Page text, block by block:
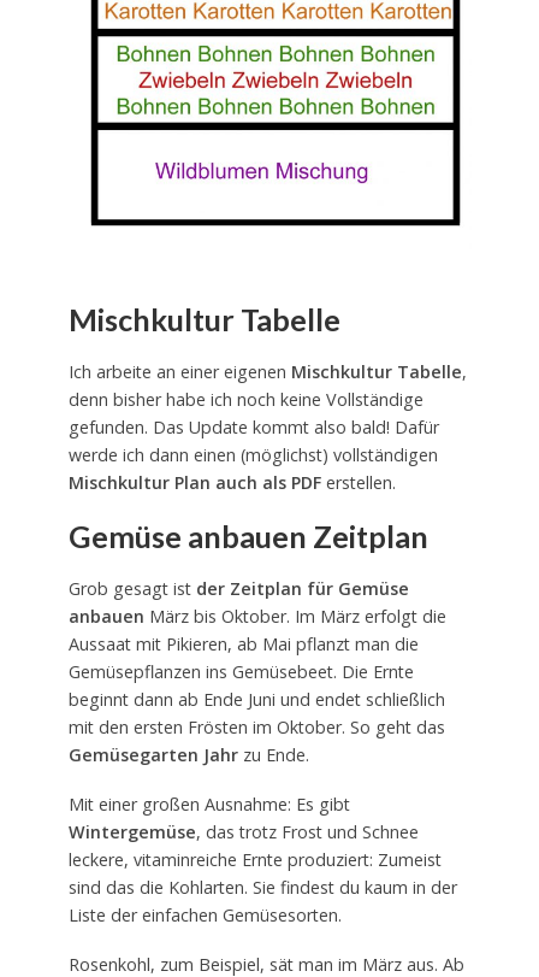
Mischkultur Tabelle
Ich arbeite an einer eigenen Mischkultur Tabelle,
denn bisher habe ich noch keine Vollständige
gefunden. Das Update kommt also bald! Dafür
werde ich dann einen (möglichst) vollständigen
Mischkultur Plan auch als PDFerstellen.
Gemüse anbauen Zeitplan
Grob gesagt ist der Zeitplan für Gemüse
anbauen März bis Oktober. Im März erfolgt die
Aussaat mit Pikieren, ab Mai pflanzt man die
Gemüsepflanzen ins Gemüsebeet. Die Ernte
beginnt dann ab Ende Juni und endet schließlich
mit den ersten Frösten im Oktober. So geht das
Gemüsegarten Jahrzu Ende.
Mit einer großen Ausnahme: Es gibt
Wintergemüse, das trotz Frost und Schnee
leckere, vitaminreiche Ernte produziert: Zumeist
sind das die Kohlarten. Sie findest du kaum in der
Liste der einfachen Gemüsesorten.
Rosenkohl, zum Beispiel, sät man im März aus. Ab